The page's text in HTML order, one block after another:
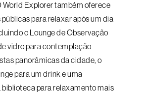
World Explorer também oferece
para relaxar após um dia
o Lounge de Observação
vidro para contemplação
panorâmicas da cidade, o
para um drink e uma
biblioteca para relaxamento mais